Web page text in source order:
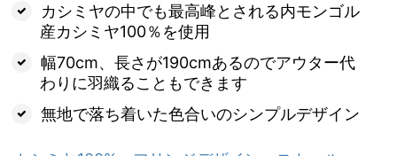
カシミヤの中でも最高峰とされる内モンゴル
産カシミヤ100％を使用
幅70cm、長さが190cmあるのでアウター代
わりに羽織ることもできます
無地で落ち着いた色合いのシンプルデザイン